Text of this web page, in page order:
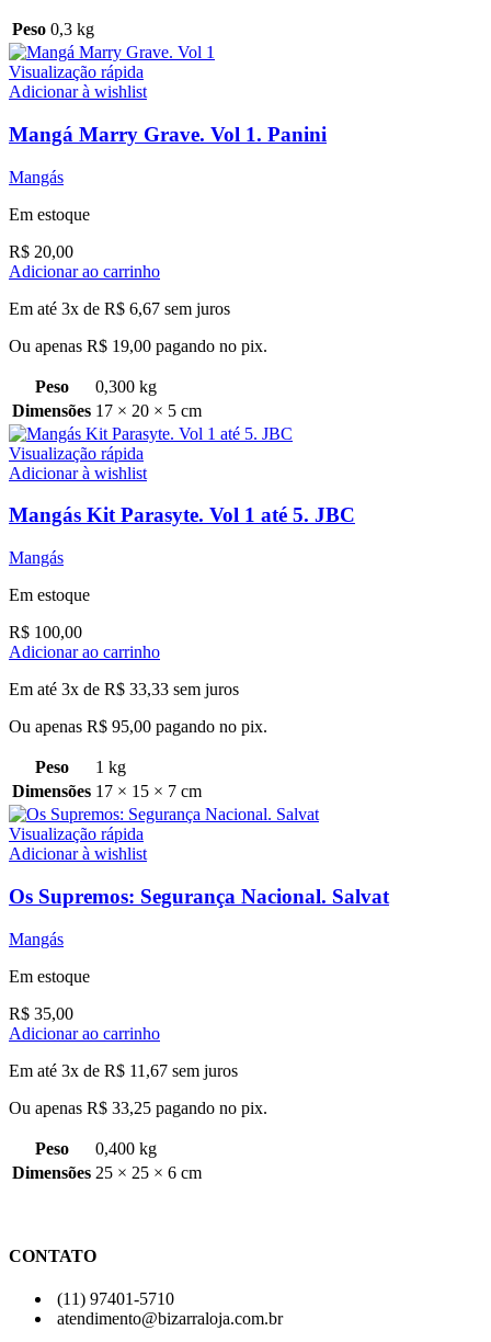
Peso 0,3 kg
Visualização rápida
Adicionar à wishlist
Mangá Marry Grave. Vol 1. Panini
Mangás
Em estoque
R$ 20,00
Adicionar ao carrinho
Em até 3x de R$ 6,67 sem juros
Ou apenas R$ 19,00 pagando no pix.
Peso
0,300 kg
Dimensões 17 × 20 × 5 cm
Visualização rápida
Adicionar à wishlist
Mangás Kit Parasyte. Vol 1 até 5. JBC
Mangás
Em estoque
R$ 100,00
Adicionar ao carrinho
Em até 3x de R$ 33,33 sem juros
Ou apenas R$ 95,00 pagando no pix.
Peso
1 kg
Dimensões 17 × 15 × 7 cm
Visualização rápida
Adicionar à wishlist
Os Supremos: Segurança Nacional. Salvat
Mangás
Em estoque
R$ 35,00
Adicionar ao carrinho
Em até 3x de R$ 11,67 sem juros
Ou apenas R$ 33,25 pagando no pix.
Peso
0,400 kg
Dimensões 25 × 25 × 6 cm
CONTATO
(11) 97401-5710
atendimento@bizarraloja.com.br